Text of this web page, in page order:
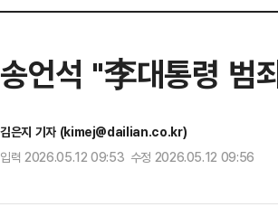
송언석 "李대통령 범
김은지 기자 (kimej@dailian.co.kr)
입력 2026.05.12 09:53 수정 2026.05.12 09:56